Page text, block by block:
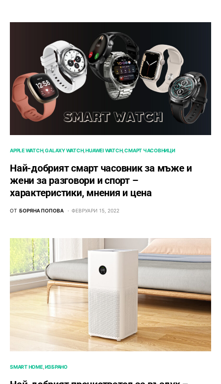
APPLE WATCH GALAXY WATCH HUAWEI WATCH СМАРТ ЧАСОВНИЦИ
Най-добрият смарт часовник за мъже и
жени за разговори и спорт –
характеристики, мнения и цена
ОТ БОРЯНА ПОПОВА ФЕВРУАРИ 15, 2022
SMART HOME ИЗБРАНО